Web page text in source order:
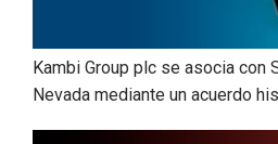
Kambi Group plc se asocia con
Nevada mediante un acuerdo